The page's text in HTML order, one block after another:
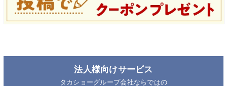
法人様向けサービス
タカショーグループ会社ならではの